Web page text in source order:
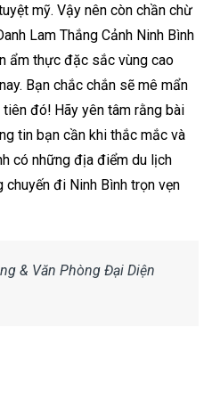
mỹ. Vậy nên còn chần chừ
Lam Thắng Cảnh Ninh Bình
ẩm thực đặc sắc vùng cao
Bạn chắc chắn sẽ mê mẩn
đó! Hãy yên tâm rằng bài
tin bạn cần khi thắc mắc và
có những địa điểm du lịch
chuyến đi Ninh Bình trọn vẹn
& Văn Phòng Đại Diện